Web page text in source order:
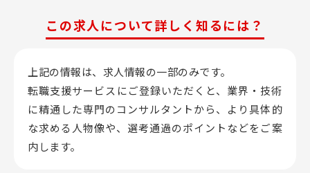
この求人について詳しく知るには？
上記の情報は、求人情報の一部のみです。
転職支援サービスにご登録いただくと、業界・技術
に精通した専門のコンサルタントから、 より具体的
な求める人物像や、選考通過のポイントなどをご案
内します。